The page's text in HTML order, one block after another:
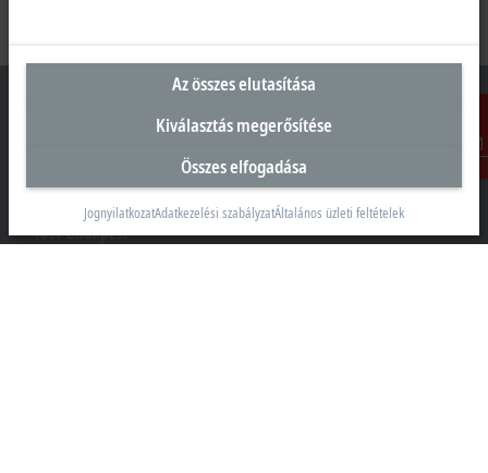
Kontakt
Magyarországi központ
Beckhoff Automation Kft.
1097 Budapest
Az összes elutasítása
Kiválasztás megerősítése
Összes elfogadása
JognyilatkozatAdatkezelési szabályzatÁltalános üzleti feltételek